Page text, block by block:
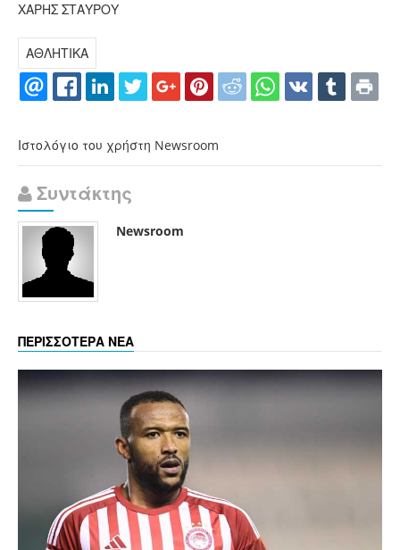
ΧΑΡΗΣ ΣΤΑΥΡΟΥ
ΑΘΛΗΤΙΚΑ
Ιστολόγιο του χρήστη Newsroom
Συντάκτης
Newsroom
ΠΕΡΙΣΣΟΤΕΡΑ ΝΕΑ